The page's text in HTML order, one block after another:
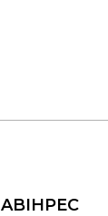
ABIHPEC